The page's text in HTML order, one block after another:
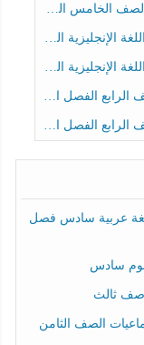
الرابع الفصل الثالث
الفصل الثالث
الفصل الثالث
عربية سادس فصل
سادس
صف ثالث
الصف الثامن